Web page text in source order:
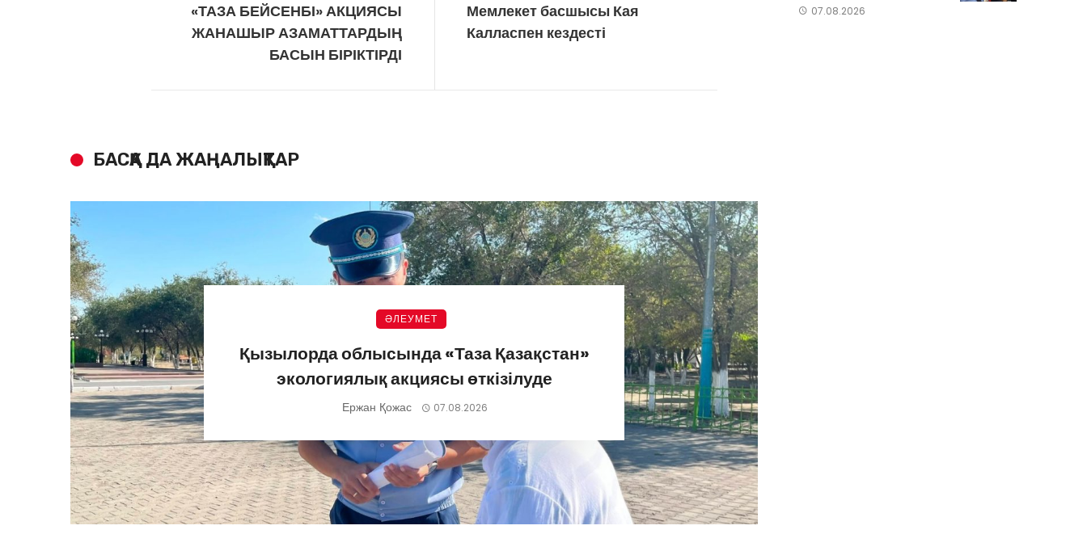
«ТАЗА БЕЙСЕНБІ» АКЦИЯСЫ
ЖАНАШЫР АЗАМАТТАРДЫҢ
БАСЫН БІРІКТІРДІ
Мемлекет басшысы Кая
Калласпен кездесті
БАСҚА ДА ЖАҢАЛЫҚТАР
ӘЛЕУМЕТ
Қызылорда облысында «Таза Қазақстан»
экологиялық акциясы өткізілуде
Ержан Қожас 07.08.2026
07.08.2026